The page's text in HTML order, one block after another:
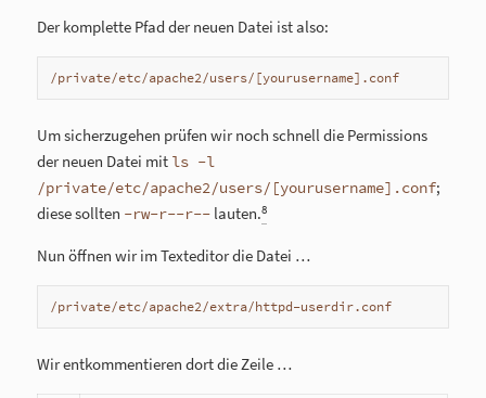
Der komplette Pfad der neuen Datei ist also:
/private/etc/apache2/users/[yourusername].conf
Um sicherzugehen prüfen wir noch schnell die Permissions
der neuen Datei mit ls -l
/private/etc/apache2/users/[yourusername].conf;
diese sollten -rw-r--r-- lauten.8
Nun öffnen wir im Texteditor die Datei …
/private/etc/apache2/extra/httpd-userdir.conf
Wir entkommentieren dort die Zeile …